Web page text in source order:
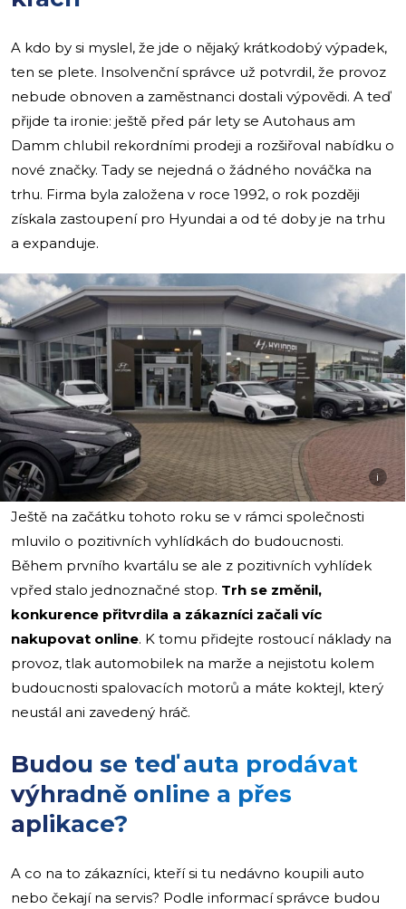
A kdo by si myslel, že jde o nějaký krátkodobý výpadek,
ten se plete. Insolvenční správce už potvrdil, že provoz
nebude obnoven a zaměstnanci dostali výpovědi. A teď
přijde ta ironie: ještě před pár lety se Autohaus am
Damm chlubil rekordními prodeji a rozšiřoval nabídku o
nové značky. Tady se nejedná o žádného nováčka na
trhu. Firma byla založena v roce 1992, o rok později
získala zastoupení pro Hyundai a od té doby je na trhu
a expanduje.
i
Ještě na začátku tohoto roku se v rámci společnosti
mluvilo o pozitivních vyhlídkách do budoucnosti.
Během prvního kvartálu se ale z pozitivních vyhlídek
vpřed stalo jednoznačné stop. Trh se změnil,
konkurence přitvrdila a zákazníci začali víc
nakupovat online. K tomu přidejte rostoucí náklady na
provoz, tlak automobilek na marže a nejistotu kolem
budoucnosti spalovacích motorů a máte koktejl, který
neustál ani zavedený hráč.
Budou se teď auta prodávat
výhradně online a přes
aplikace?
A co na to zákazníci, kteří si tu nedávno koupili auto
nebo čekají na servis? Podle informací správce budou